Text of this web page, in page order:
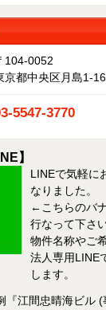
104-0052
京都中央区月島1-
5547-3770
】
LINEで気軽に
なりました。
←こちらのバ
行なって下さい
物件名称やご
法人専用LINE
します。
『江間忠晴海ビル